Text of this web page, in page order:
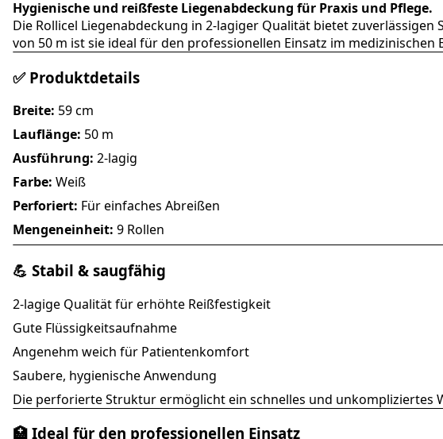
Hygienische und reißfeste Liegenabdeckung für Praxis und Pflege.
Die Rollicel Liegenabdeckung in 2-lagiger Qualität bietet
von 50 m ist sie ideal für den professionellen Einsatz im medizinischen
✅ Produktdetails
Breite: 59 cm
Lauflänge: 50 m
Ausführung: 2-lagig
Farbe: Weiß
Perforiert: Für einfaches Abreißen
Mengeneinheit: 9 Rollen
💪 Stabil & saugfähig
2-lagige Qualität für erhöhte Reißfestigkeit
Gute Flüssigkeitsaufnahme
Angenehm weich für Patientenkomfort
Saubere, hygienische Anwendung
Die perforierte Struktur ermöglicht ein schnelles und unkompliziertes
🏥 Ideal für den professionellen Einsatz